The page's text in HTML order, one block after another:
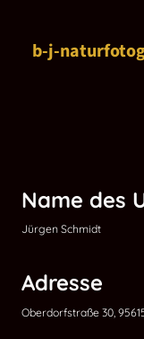
b-j-
Name des
Jürgen Schmidt
Adresse
Oberdorfstraße 30,